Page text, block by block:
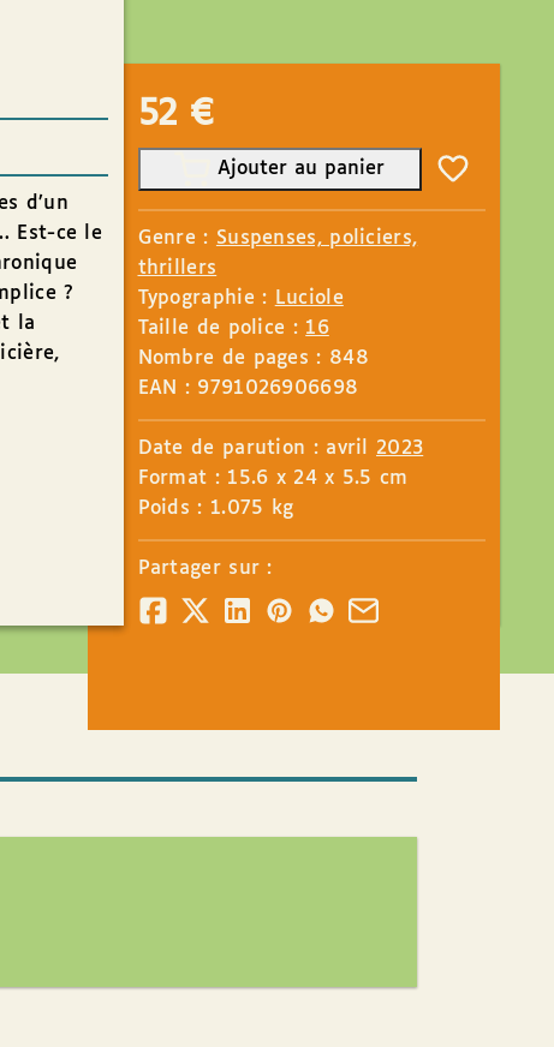
d’un
Est-ce le
?
la
52 €
Ajouter au panier
Genre : Suspenses, policiers,
thrillers
Typographie : Luciole
Taille de police : 16
Nombre de pages : 848
EAN : 9791026906698
Date de parution : avril 2023
Format : 15.6 x 24 x 5.5 cm
Poids : 1.075 kg
Partager sur :